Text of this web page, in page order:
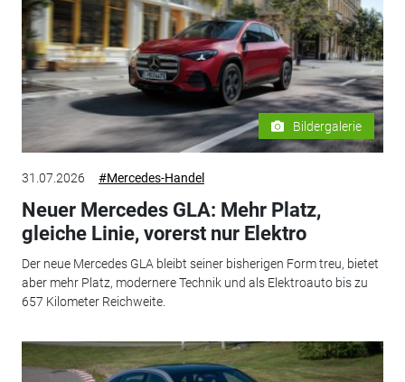
Bildergalerie
31.07.2026 #Mercedes-Handel
Neuer Mercedes GLA: Mehr Platz,
gleiche Linie, vorerst nur Elektro
Der neue Mercedes GLA bleibt seiner bisherigen Form treu, bietet
aber mehr Platz, modernere Technik und als Elektroauto bis zu
657 Kilometer Reichweite.